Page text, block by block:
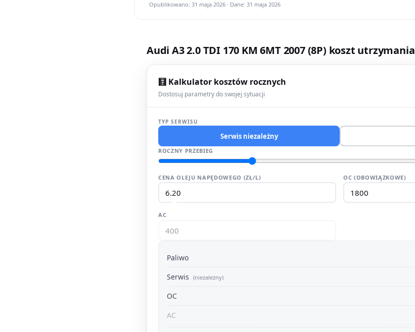
Opublikowano: 31 maja 2026 · Dane: 31 maja 2026
Audi A3 2.0 TDI 170 KM 6MT 2007 (8P) koszt utrzymania
🧮 Kalkulator kosztów rocznych
Dostosuj parametry do swojej sytuacji
TYP SERWISU
Serwis niezależny
ROCZNY PRZEBIEG
CENA OLEJU NAPĘDOWEGO (ZŁ/L) OC (OBOWIĄZKOWE)
AC
Paliwo
Serwis (niezależny)
OC
AC